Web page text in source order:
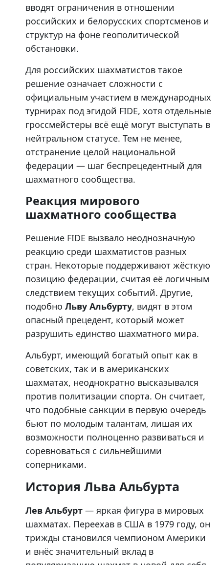
вводят ограничения в отношении
российских и белорусских спортсменов и
структур на фоне геополитической
обстановки.
Для российских шахматистов такое
решение означает сложности с
официальным участием в международных
турнирах под эгидой FIDE, хотя отдельные
гроссмейстеры всё ещё могут выступать в
нейтральном статусе. Тем не менее,
отстранение целой национальной
федерации — шаг беспрецедентный для
шахматного сообщества.
Реакция мирового
шахматного сообщества
Решение FIDE вызвало неоднозначную
реакцию среди шахматистов разных
стран. Некоторые поддерживают жёсткую
позицию федерации, считая её логичным
следствием текущих событий. Другие,
подобно Льву Альбурту, видят в этом
опасный прецедент, который может
разрушить единство шахматного мира.
Альбурт, имеющий богатый опыт как в
советских, так и в американских
шахматах, неоднократно высказывался
против политизации спорта. Он считает,
что подобные санкции в первую очередь
бьют по молодым талантам, лишая их
возможности полноценно развиваться и
соревноваться с сильнейшими
соперниками.
История Льва Альбурта
Лев Альбурт — яркая фигура в мировых
шахматах. Переехав в США в 1979 году, он
трижды становился чемпионом Америки
и внёс значительный вклад в